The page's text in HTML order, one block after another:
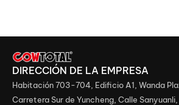
DIRECCIÓN DE LA EMPRESA
Habitación 703-704, Edificio A1, Wanda
Carretera Sur de Yuncheng, Calle